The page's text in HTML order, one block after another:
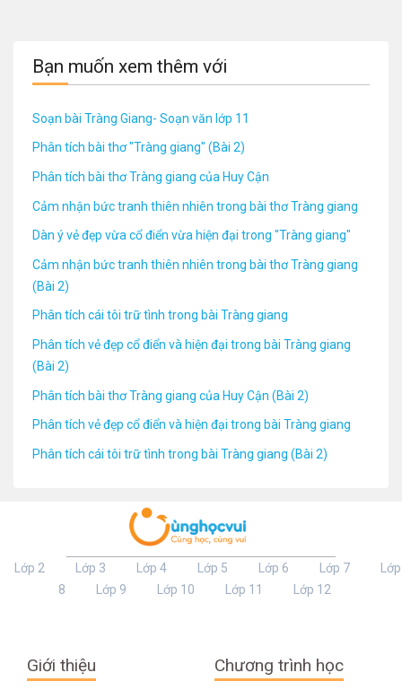
Bạn muốn xem thêm với
Soạn bài Tràng Giang- Soạn văn lớp 11
Phân tích bài thơ "Tràng giang" (Bài 2)
Phân tích bài thơ Tràng giang của Huy Cận
Cảm nhận bức tranh thiên nhiên trong bài thơ Tràng giang
Dàn ý vẻ đẹp vừa cổ điển vừa hiện đại trong "Tràng giang"
Cảm nhận bức tranh thiên nhiên trong bài thơ Tràng giang
(Bài 2)
Phân tích cái tôi trữ tình trong bài Tràng giang
Phân tích vẻ đẹp cổ điển và hiện đại trong bài Tràng giang
(Bài 2)
Phân tích bài thơ Tràng giang của Huy Cận (Bài 2)
Phân tích vẻ đẹp cổ điển và hiện đại trong bài Tràng giang
Phân tích cái tôi trữ tình trong bài Tràng giang (Bài 2)
Lớp 2 Lớp 3 Lớp 4 Lớp 5 Lớp 6 Lớp 7
Lớp
8
Lớp 9 Lớp 10 Lớp 11 Lớp 12
Giới thiệu Chương trình học